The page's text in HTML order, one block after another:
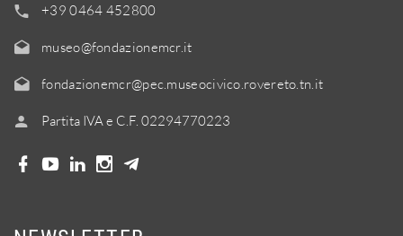
+39 0464 452800
museo@fondazionemcr.it
fondazionemcr@pec.museocivico.rovereto.tn.it
Partita IVA e C.F. 02294770223